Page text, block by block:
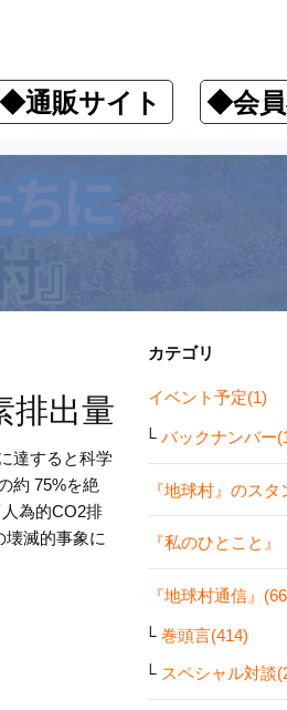
◆通販サイト ◆会員
排出量
達すると科学
約 75%を絶
為的CO2排
滅的事象に
カテゴリ
イベント予定(1)
バックナンバー
『地球村』のスタ
『私のひとこと
『地球村通信』
巻頭言(414)
スペシャル対談